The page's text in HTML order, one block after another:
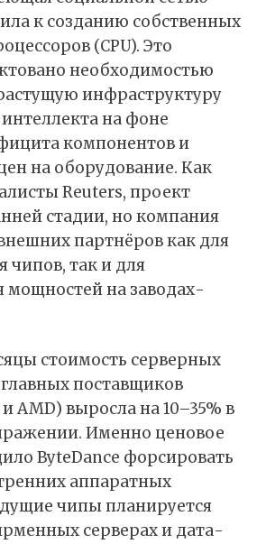
к созданию собственных
(CPU). Это
необходимостью
инфраструктуру
на фоне
компонентов и
на оборудование. Как
Reuters, проект
стадии, но компания
партнёров как для
чипов, так и для
мощностей на заводах-
стоимость серверных
поставщиков
AMD) выросла на 10–35% в
Именно ценовое
ByteDance форсировать
аппаратных
чипы планируется
серверах и дата-